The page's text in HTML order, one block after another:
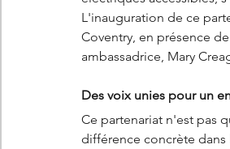
L'inauguration de ce
Coventry, en présence
ambassadrice, Mary
Des voix unies pour un
Ce partenariat n'est pas
différence concrète dans